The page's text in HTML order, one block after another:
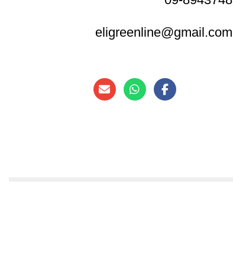
eligreenline@gmail.com